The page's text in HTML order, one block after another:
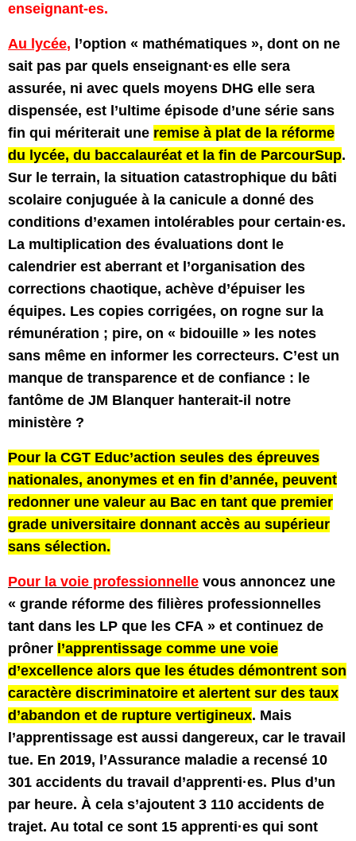
enseignant-es.
Au lycée, l’option « mathématiques », dont on ne
sait pas par quels enseignant·es elle sera
assurée, ni avec quels moyens DHG elle sera
dispensée, est l’ultime épisode d’une série sans
fin qui mériterait une remise à plat de la réforme
du lycée, du baccalauréat et la fin de ParcourSup.
Sur le terrain, la situation catastrophique du bâti
scolaire conjuguée à la canicule a donné des
conditions d’examen intolérables pour certain·es.
La multiplication des évaluations dont le
calendrier est aberrant et l’organisation des
corrections chaotique, achève d’épuiser les
équipes. Les copies corrigées, on rogne sur la
rémunération ; pire, on « bidouille » les notes
sans même en informer les correcteurs. C’est un
manque de transparence et de confiance : le
fantôme de JM Blanquer hanterait-il notre
ministère ?
Pour la CGT Educ’action seules des épreuves
nationales, anonymes et en fin d’année, peuvent
redonner une valeur au Bac en tant que premier
grade universitaire donnant accès au supérieur
sans sélection.
Pour la voie professionnelle vous annoncez une
« grande réforme des filières professionnelles
tant dans les LP que les CFA » et continuez de
prôner l’apprentissage comme une voie
d’excellence alors que les études démontrent son
caractère discriminatoire et alertent sur des taux
d’abandon et de rupture vertigineux. Mais
l’apprentissage est aussi dangereux, car le travail
tue. En 2019, l’Assurance maladie a recensé 10
301 accidents du travail d’apprenti·es. Plus d’un
par heure. À cela s’ajoutent 3 110 accidents de
trajet. Au total ce sont 15 apprenti·es qui sont